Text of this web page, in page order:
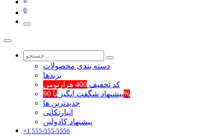
0
دسته بندی محصولات
برند‌ها
کد تخفیف 400 هزارتومن
پیشنهاد شگفت انگیزتا 90%
جدیدترین ها
انبارتکانی
پیشنهاد کادولین
+1 555-555-5556